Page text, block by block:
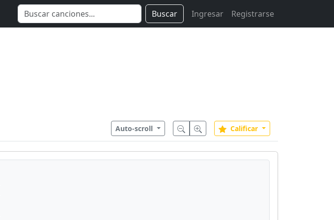
Buscar Ingresar Registrarse
Auto-scroll Calificar